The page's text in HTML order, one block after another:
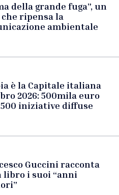
della grande fuga”, un
ripensa la
ambientale
è la Capitale italiana
2026: 500mila euro
iniziative diffuse
Guccini racconta
libro i suoi “anni